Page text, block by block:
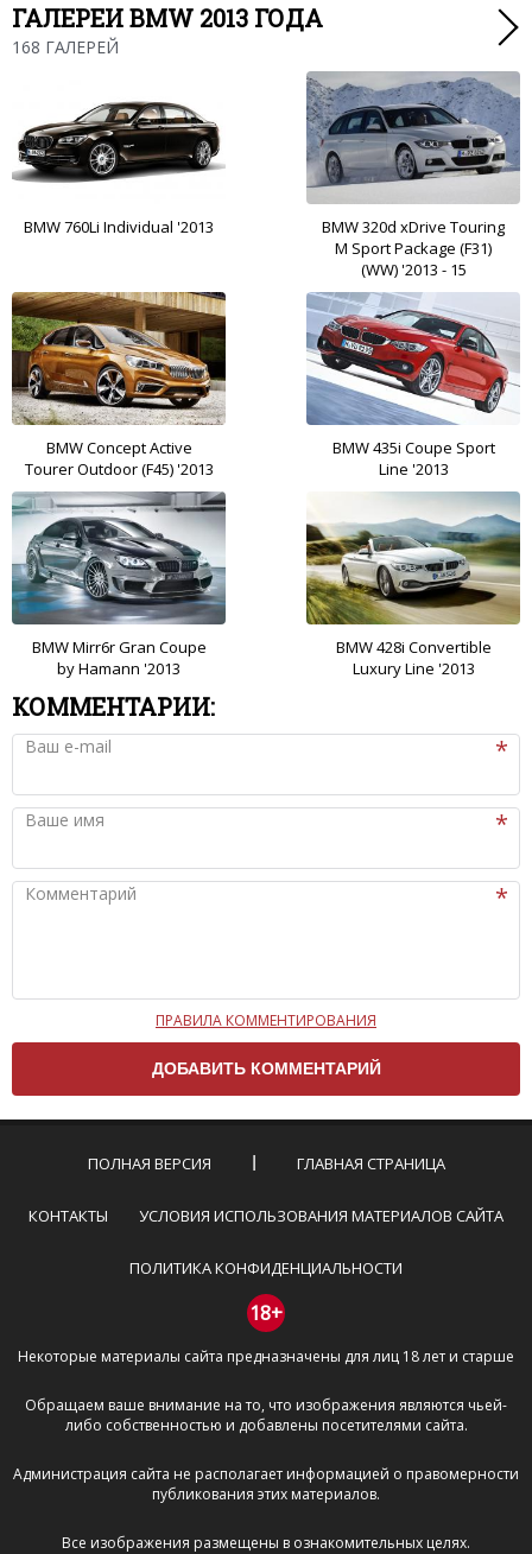
ГАЛЕРЕИ BMW 2013 ГОДА
168 ГАЛЕРЕЙ
BMW 760Li Individual '2013
BMW 320d xDrive Touring
M Sport Package (F31)
(WW) '2013 - 15
BMW Concept Active
Tourer Outdoor (F45) '2013
BMW 435i Coupe Sport
Line '2013
BMW Mirr6r Gran Coupe
by Hamann '2013
BMW 428i Convertible
Luxury Line '2013
КОММЕНТАРИИ:
Ваш e-mail
Ваше имя
Комментарий
Чтобы ваш комментарий был опубликован на сайте,
вам нужно придерживаться следующих правил:
Комментарий не может быть слишком
короткой — избегайте односложных и чисто
эмоциональных высказываний.
Не стоит отклоняться от предмета обсуждения.
Пожалуйста, не используйте в комментарие
призывы к насилию и высказывания,
направленные на разжигание расовой,
межнациональной и религиозной розни —
пожалейте наших модераторов, они кстати
очень славные ребята, поверьте.
буквами.
Не копируйте рецензии с других сайтов, нам
важно именно ваше мнение.
Не размещайте рекламу!
И запаситесь терпением, все комментарии
ПРАВИЛА КОММЕНТИРОВАНИЯ
ПОЛНАЯ ВЕРСИЯ ГЛАВНАЯ СТРАНИЦА
КОНТАКТЫ УСЛОВИЯ ИСПОЛЬЗОВАНИЯ МАТЕРИАЛОВ САЙТА
ПОЛИТИКА КОНФИДЕНЦИАЛЬНОСТИ
18+
Некоторые материалы сайта предназначены для лиц 18 лет и старше
Обращаем ваше внимание на то, что изображения являются чьей-
либо собственностью и добавлены посетителями сайта.
Администрация сайта не располагает информацией о правомерности
публикования этих материалов.
Все изображения размещены в ознакомительных целях.